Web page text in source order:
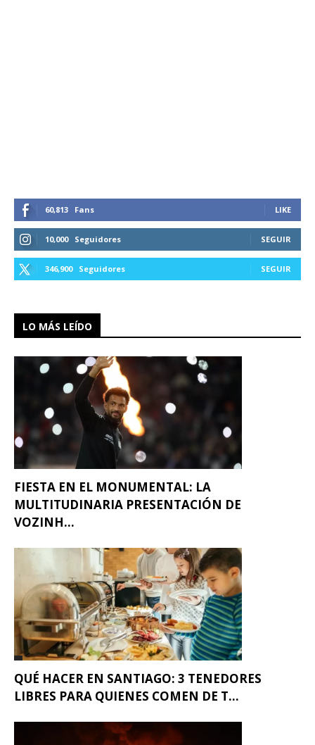
60,813 Fans LIKE
10,000 Seguidores SEGUIR
346,900 Seguidores SEGUIR
LO MÁS LEÍDO
FIESTA EN EL MONUMENTAL: LA
MULTITUDINARIA PRESENTACIÓN DE
VOZINH...
QUÉ HACER EN SANTIAGO: 3 TENEDORES
LIBRES PARA QUIENES COMEN DE T...